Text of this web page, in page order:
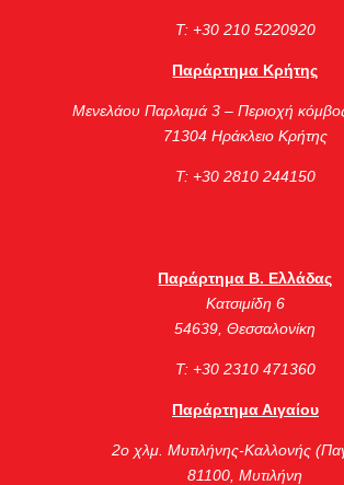
Τ: +30 210 5220920
Παράρτημα Κρήτης
Μενελάου Παρλαμά 3 – Περιοχή
71304 Ηράκλειο Κρήτης
Τ: +30 2810 244150
Παράρτημα Β. Ελλάδας
Κατσιμίδη 6
54639, Θεσσαλονίκη
Τ: +30 2310 471360
Παράρτημα Αιγαίου
2ο χλμ. Μυτιλήνης-Καλλονής
81100, Μυτιλήνη